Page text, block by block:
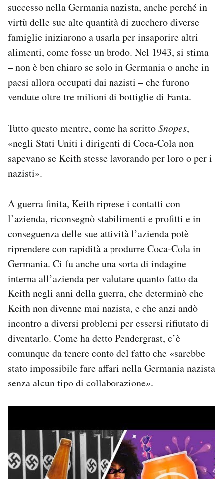
successo nella Germania nazista, anche perché in
virtù delle sue alte quantità di zucchero diverse
famiglie iniziarono a usarla per insaporire altri
alimenti, come fosse un brodo. Nel 1943, si stima
– non è ben chiaro se solo in Germania o anche in
paesi allora occupati dai nazisti – che furono
vendute oltre tre milioni di bottiglie di Fanta.
Tutto questo mentre, come ha scrittoSnopes,
«negli Stati Uniti i dirigenti di Coca-Cola non
sapevano se Keith stesse lavorando per loro o per i
nazisti».
A guerra finita, Keith riprese i contatti con
l’azienda, riconsegnò stabilimenti e profitti e in
conseguenza delle sue attività l’azienda potè
riprendere con rapidità a produrre Coca-Cola in
Germania. Ci fu anche una sorta di indagine
interna all’azienda per valutare quanto fatto da
Keith negli anni della guerra, che determinò che
Keith non divenne mai nazista, e che anzi andò
incontro a diversi problemi per essersi rifiutato di
diventarlo. Come ha detto Pendergrast, c’è
comunque da tenere conto del fatto che «sarebbe
stato impossibile fare affari nella Germania nazista
senza alcun tipo di collaborazione».